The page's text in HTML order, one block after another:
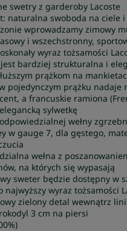
swetry z garderoby Lacoste
naturalna swoboda na ciele
wprowadzamy zimowy
i wszechstronny,
wyraz tożsamości
bardziej strukturalna i
prążkom na
pojedynczym prążku nadaje
a francuskie ramiona
sylwetkę
wełny
w gauge 7, dla gęstego,
wełna z
na których się wypasają
sweter będzie dostępny w
najwyższy wyraz tożsamości
zielony detal wewnątrz
3 cm na piersi